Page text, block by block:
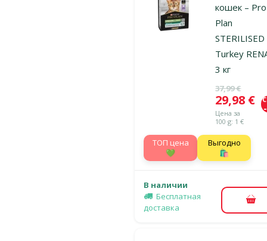
кошек – Pro
Plan
Turkey
3 кг
Исходная
37,99 €
Цена
29,98 €
Цена за
100 g: 1 €
TOП цена
💚
Выгодно
🛍️
В наличии
Бесплатная
доставка
В